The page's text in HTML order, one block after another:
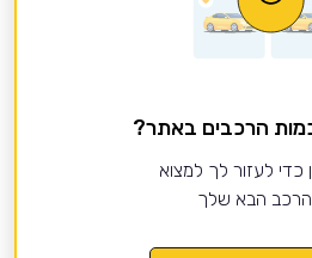
הרכבים באתר?
כדי לעזור לך למצוא
הבא שלך